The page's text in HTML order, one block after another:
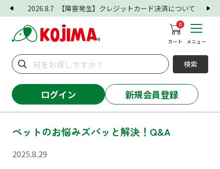
2026.8.7 【障害発生】クレジットカード決済について
0
カート メニュー
検索
ログイン 新規会員登録
ペットのお悩みズバッと解決！Q&A
2025.8.29